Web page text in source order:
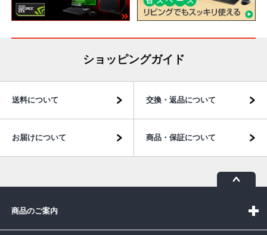
ショッピングガイド
送料について 交換・返品について
お届けについて 商品・保証について
商品のご案内